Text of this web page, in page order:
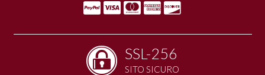
SSL-256
SITO SICURO